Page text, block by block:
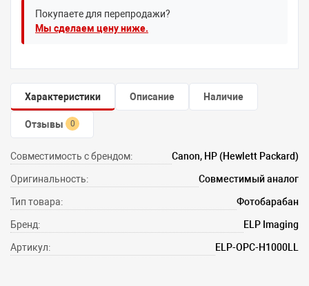
Покупаете для перепродажи?
Мы сделаем цену ниже.
Характеристики Описание Наличие
Отзывы 0
Совместимость с брендом: Canon, HP (Hewlett Packard)
Оригинальность: Совместимый аналог
Тип товара: Фотобарабан
Бренд: ELP Imaging
Артикул: ELP-OPC-H1000LL